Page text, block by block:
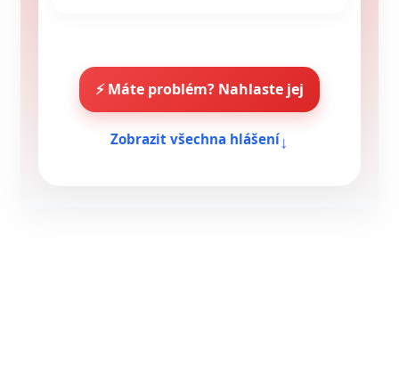
⚡ Máte problém? Nahlaste jej
Zobrazit všechna hlášení ↓